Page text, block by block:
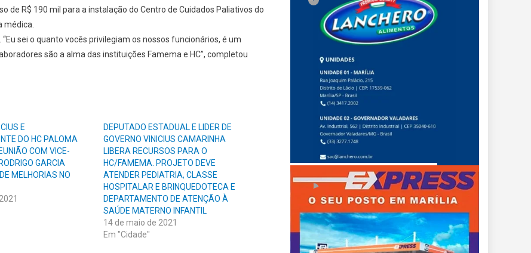
R$ 190 mil para a instalação do Centro de Cuidados Paliativos do
médica.
sei o quanto vocês privilegiam os nossos funcionários, é um
são a alma das instituições Famema e HC”, completou
E
DO HC PALOMA
COM VICE-
GARCIA
MELHORIAS NO
DEPUTADO ESTADUAL E LIDER DE
GOVERNO VINICIUS CAMARINHA
LIBERA RECURSOS PARA O
HC/FAMEMA. PROJETO DEVE
ATENDER PEDIATRIA, CLASSE
HOSPITALAR E BRINQUEDOTECA E
DEPARTAMENTO DE ATENÇÃO À
SAÚDE MATERNO INFANTIL
14 de maio de 2021
Em "Cidade"